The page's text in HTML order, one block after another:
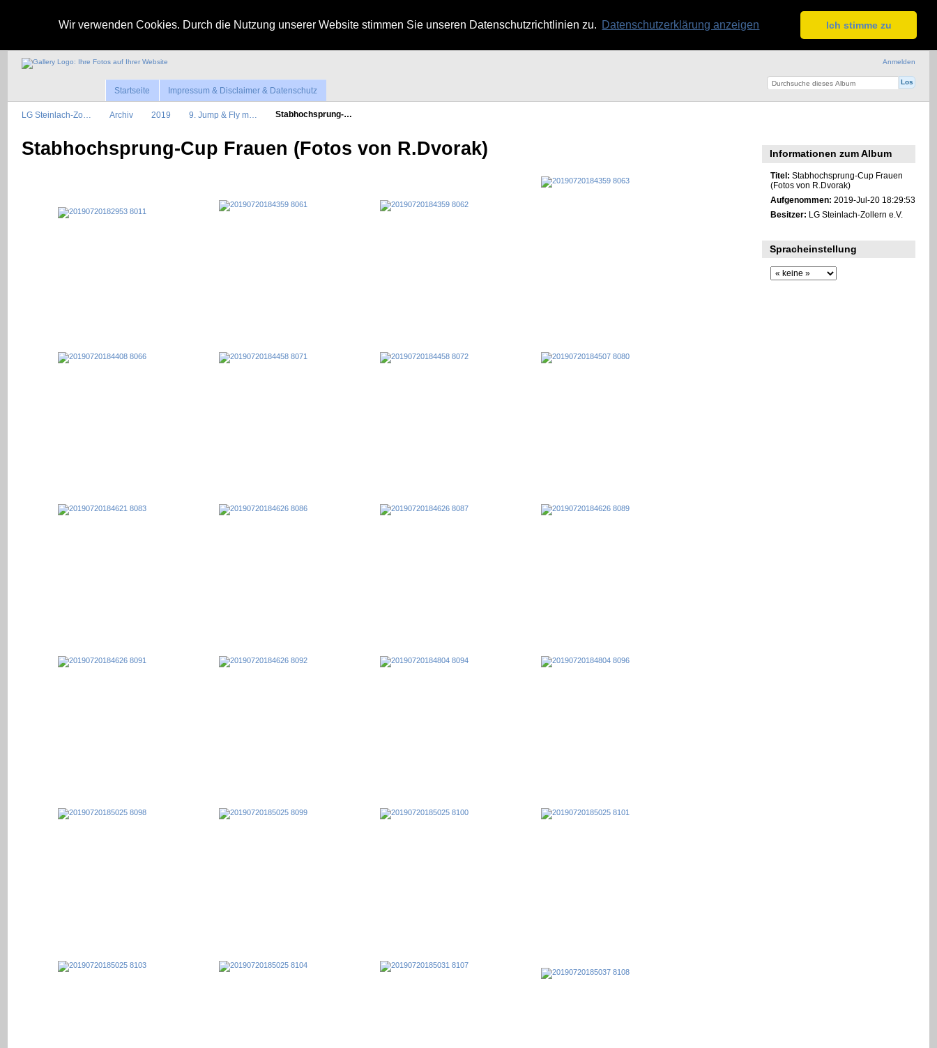
Wir verwenden Cookies. Durch die Nutzung unserer Website stimmen Sie unseren Datenschutzrichtlinien zu. Datenschutzerklärung anzeigen Ich stimme zu
Anmelden
Startseite Impressum & Disclaimer & Datenschutz
LG Steinlach-Zo… Archiv 2019 9. Jump & Fly m… Stabhochsprung-…
Stabhochsprung-Cup Frauen (Fotos von R.Dvorak) Informationen zum Album
Titel: Stabhochsprung-Cup Frauen
(Fotos von R.Dvorak)
Aufgenommen: 2019-Jul-20 18:29:53
Besitzer: LG Steinlach-Zollern e.V.
Spracheinstellung